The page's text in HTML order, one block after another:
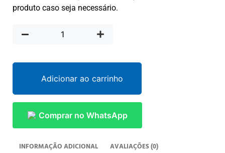
produto caso seja necessário.
Adicionar ao carrinho
Comprar no WhatsApp
INFORMAÇÃO ADICIONAL AVALIAÇÕES (0)